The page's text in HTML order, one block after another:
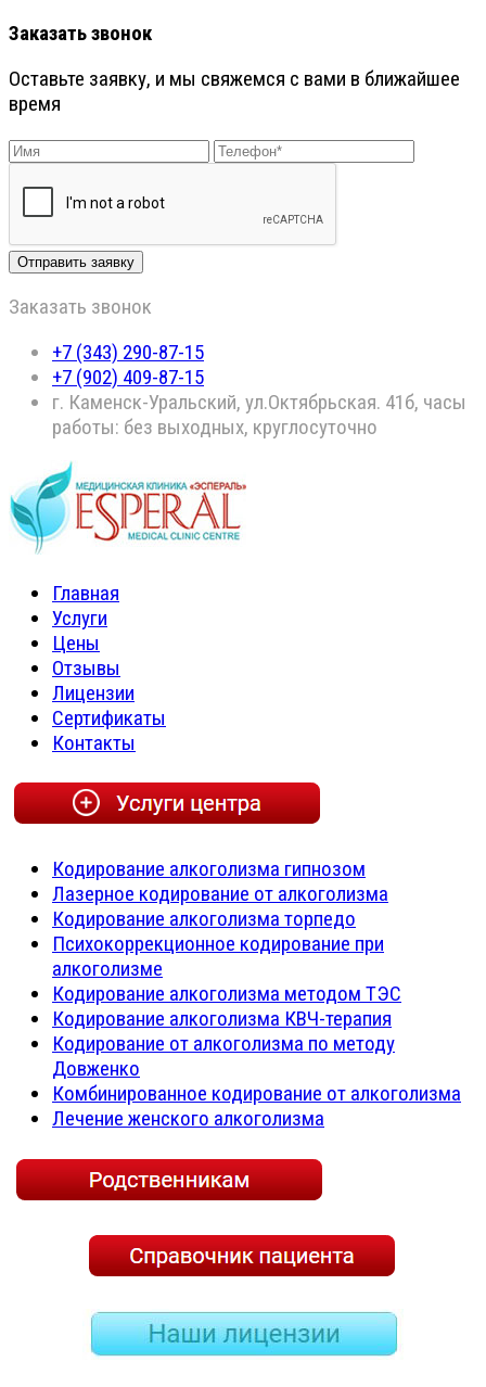
Заказать звонок
Оставьте заявку, и мы свяжемся с вами в ближайшее
время
Заказать звонок
+7 (343) 290-87-15
+7 (902) 409-87-15
г. Каменск-Уральский, ул.Октябрьская. 41б, часы
работы: без выходных, круглосуточно
Главная
Услуги
Цены
Отзывы
Лицензии
Сертификаты
Контакты
Кодирование алкоголизма гипнозом
Лазерное кодирование от алкоголизма
Кодирование алкоголизма торпедо
Психокоррекционное кодирование при
алкоголизме
Кодирование алкоголизма методом ТЭС
Кодирование алкоголизма КВЧ-терапия
Кодирование от алкоголизма по методу
Довженко
Комбинированное кодирование от алкоголизма
Лечение женского алкоголизма